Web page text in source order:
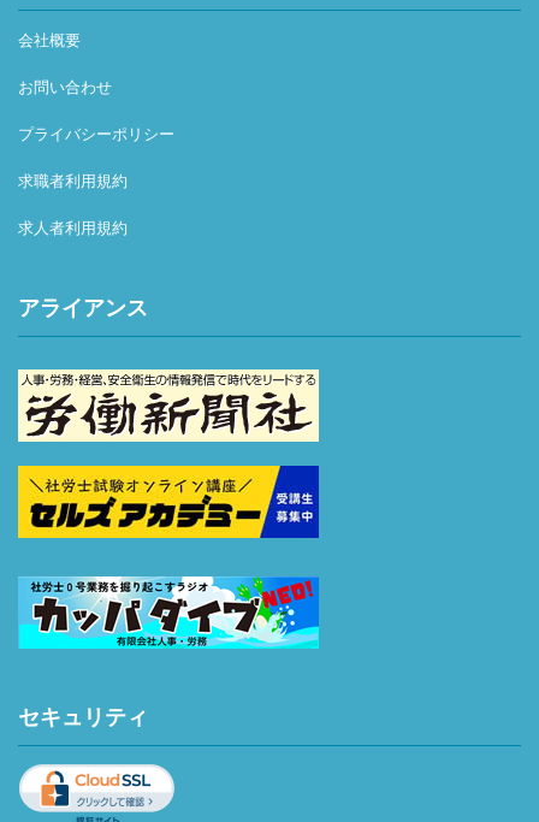
会社概要
お問い合わせ
プライバシーポリシー
求職者利用規約
求人者利用規約
アライアンス
セキュリティ